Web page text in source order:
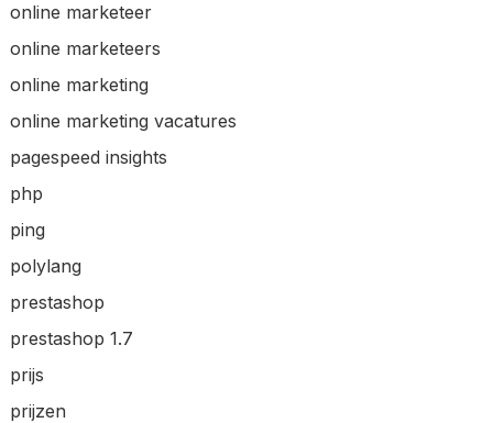
online marketeer
online marketeers
online marketing
online marketing vacatures
pagespeed insights
php
ping
polylang
prestashop
prestashop 1.7
prijs
prijzen